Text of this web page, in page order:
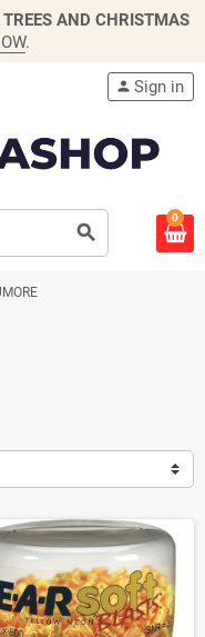
AND CHRISTMAS
.
search
person Sign in
0